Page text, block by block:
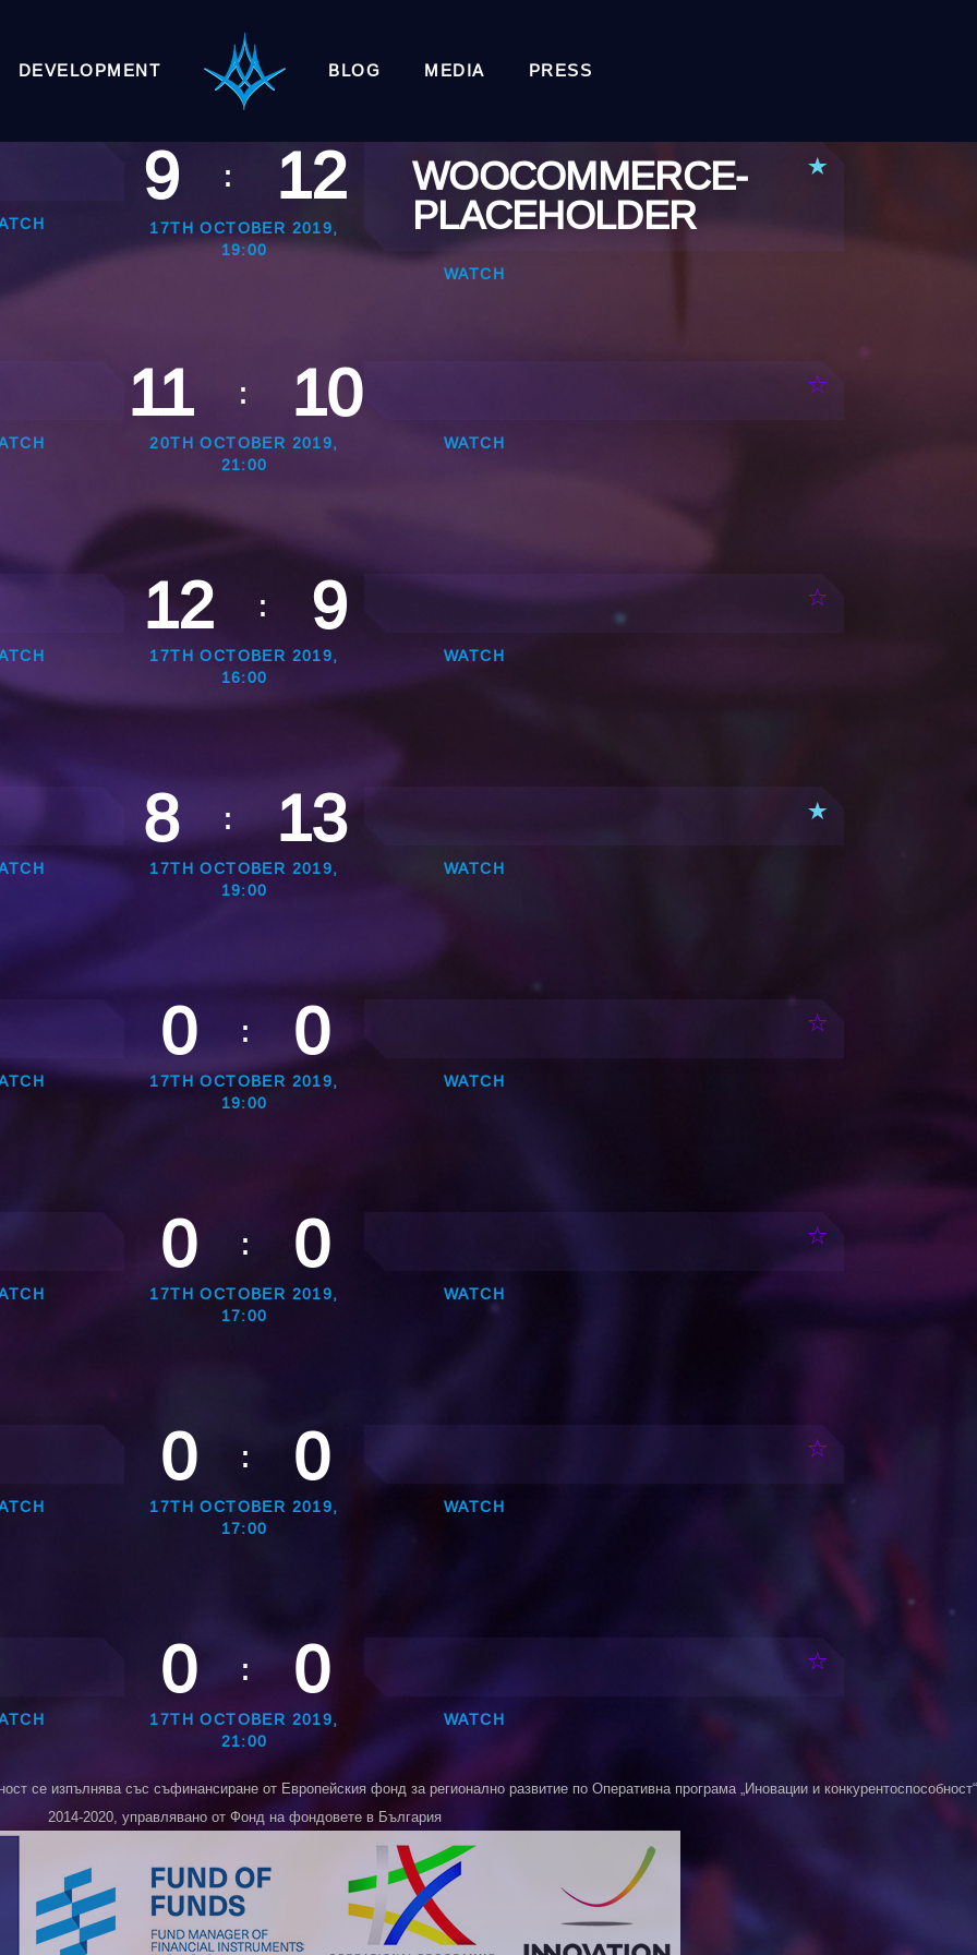
DEVELOPMENT BLOG MEDIA PRESS
9 : 12
17TH OCTOBER 2019,
19:00
WOOCOMMERCE-
PLACEHOLDER
WATCH
11 : 10
20TH OCTOBER 2019,
21:00
WATCH
12 : 9
17TH OCTOBER 2019,
16:00
WATCH
8 : 13
17TH OCTOBER 2019,
19:00
WATCH
0 : 0
17TH OCTOBER 2019,
19:00
WATCH
0 : 0
17TH OCTOBER 2019,
17:00
WATCH
0 : 0
17TH OCTOBER 2019,
17:00
WATCH
0 : 0
17TH OCTOBER 2019,
21:00
WATCH
се изпълнява със съфинансиране от Европейския фонд за регионално развитие по Оперативна програма „Иновации и конкурентоспособност“
2014-2020, управлявано от Фонд на фондовете в България